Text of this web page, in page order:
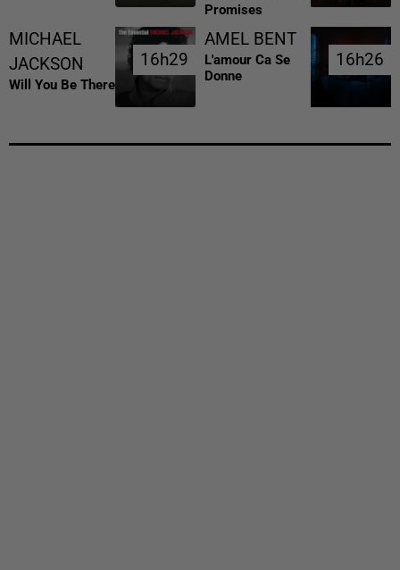
Promises
MICHAEL
JACKSON
Will You Be There
16h29
16h29
AMEL BENT
L'amour Ca Se
Donne
16h26
16h26